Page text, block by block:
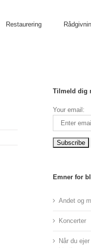
Restaurering
Tilmeld dig
Your email:
Emner for
Andet og
Koncerter
Når du